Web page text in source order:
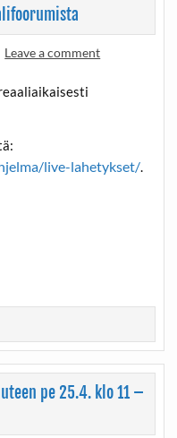
Leave a comment
live-lahetykset/.
pe 25.4. klo 11 –